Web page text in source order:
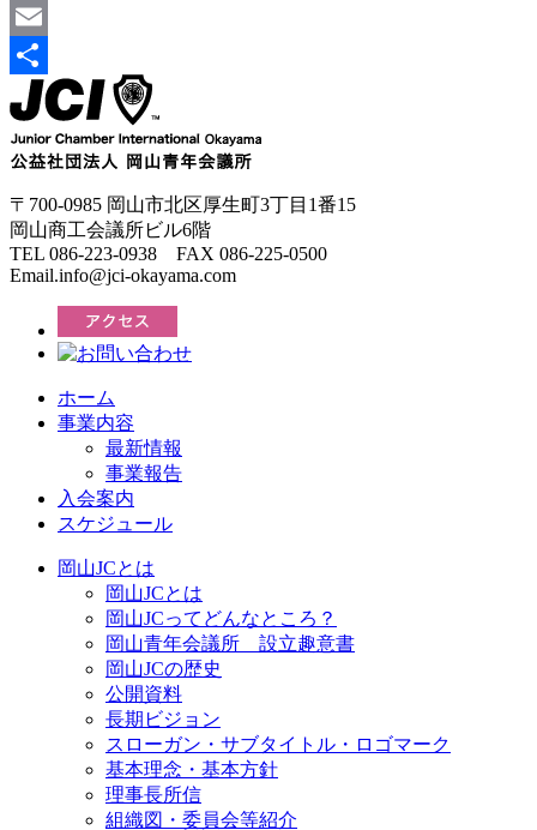
Mastodon
Email
共
有
〒700-0985 岡山市北区厚生町3丁目1番15
岡山商工会議所ビル6階
TEL 086-223-0938 FAX 086-225-0500
Email.info@jci-okayama.com
ホーム
事業内容
最新情報
事業報告
入会案内
スケジュール
岡山JCとは
岡山JCとは
岡山JCってどんなところ？
岡山青年会議所 設立趣意書
岡山JCの歴史
公開資料
長期ビジョン
スローガン・サブタイトル・ロゴマーク
基本理念・基本方針
理事長所信
組織図・委員会等紹介